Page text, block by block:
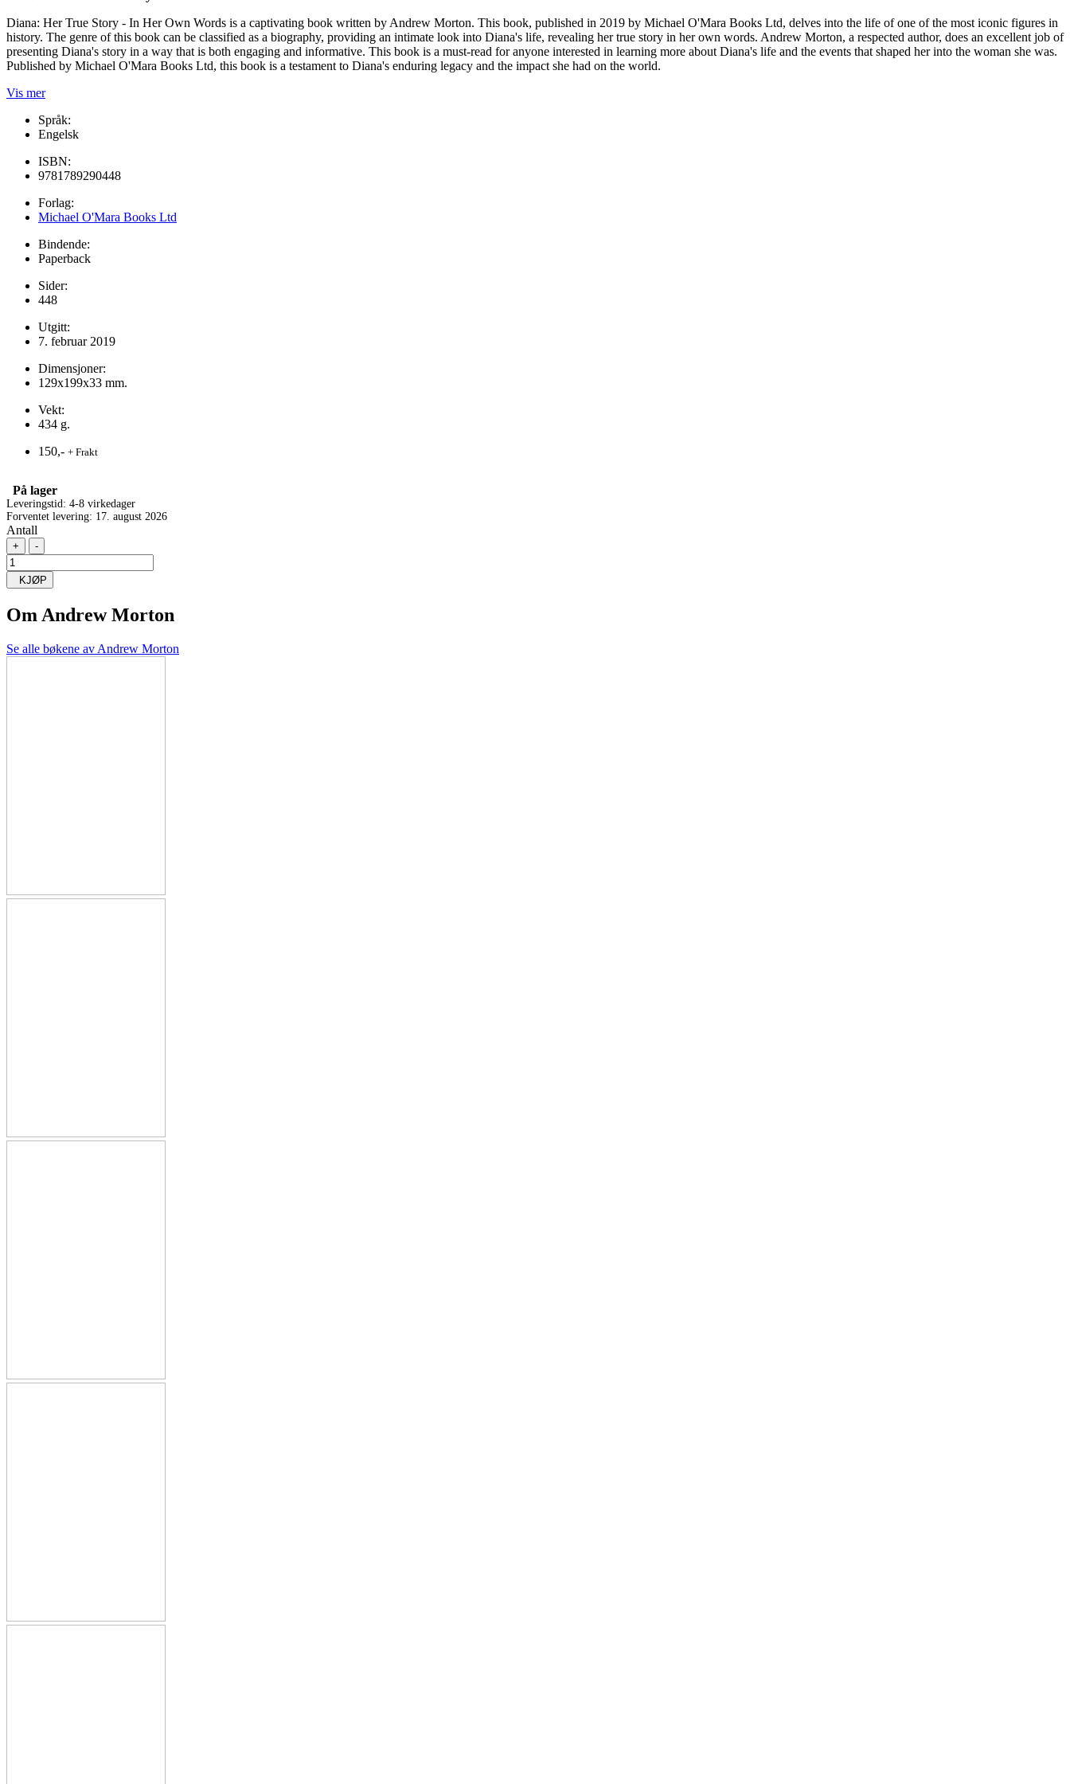
Diana: Her True Story - In Her Own Words is a captivating book written by Andrew Morton. This book, published in 2019 by Michael O'Mara Books Ltd, delves into the life of one of the most iconic figures in
history. The genre of this book can be classified as a biography, providing an intimate look into Diana's life, revealing her true story in her own words. Andrew Morton, a respected author, does an excellent job of
presenting Diana's story in a way that is both engaging and informative. This book is a must-read for anyone interested in learning more about Diana's life and the events that shaped her into the woman she was.
Published by Michael O'Mara Books Ltd, this book is a testament to Diana's enduring legacy and the impact she had on the world.
Vis mer
Språk:
Engelsk
ISBN:
9781789290448
Forlag:
Michael O'Mara Books Ltd
Bindende:
Paperback
Sider:
448
Utgitt:
7. februar 2019
Dimensjoner:
129x199x33 mm.
Vekt:
434 g.
150,- + Frakt
På lager
Leveringstid: 4-8 virkedager
Forventet levering: 17. august 2026
Antall
+ -
KJØP
Om Andrew Morton
Se alle bøkene av Andrew Morton